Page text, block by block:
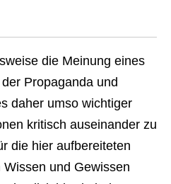
die Meinung eines
Propaganda und
daher umso wichtiger
kritisch auseinander zu
die hier aufbereiteten
und Gewissen